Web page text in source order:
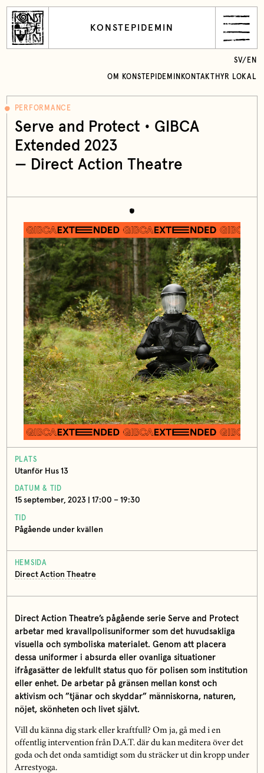
KONSTEPIDEMIN
OM KONSTEPIDEMIN KONTAKT HYR LOKAL
SV/ EN
PERFORMANCE
Serve and Protect • GIBCA
Extended 2023
— Direct Action Theatre
PLATS
Utanför Hus 13
DATUM & TID
15 september, 2023 | 17:00 – 19:30
TID
Pågående under kvällen
HEMSIDA
Direct Action Theatre
Direct Action Theatre’s pågående serie Serve and Protect
arbetar med kravallpolisuniformer som det huvudsakliga
visuella och symboliska materialet. Genom att placera
dessa uniformer i absurda eller ovanliga situationer
ifrågasätter de lekfullt status quo för polisen som institution
eller enhet. De arbetar på gränsen mellan konst och
aktivism och ”tjänar och skyddar” människorna, naturen,
nöjet, skönheten och livet självt.
Vill du känna dig stark eller kraftfull? Om ja, gå med i en
offentlig intervention från D.A.T. där du kan meditera över det
goda och det onda samtidigt som du sträcker ut din kropp under
Arrestyoga.